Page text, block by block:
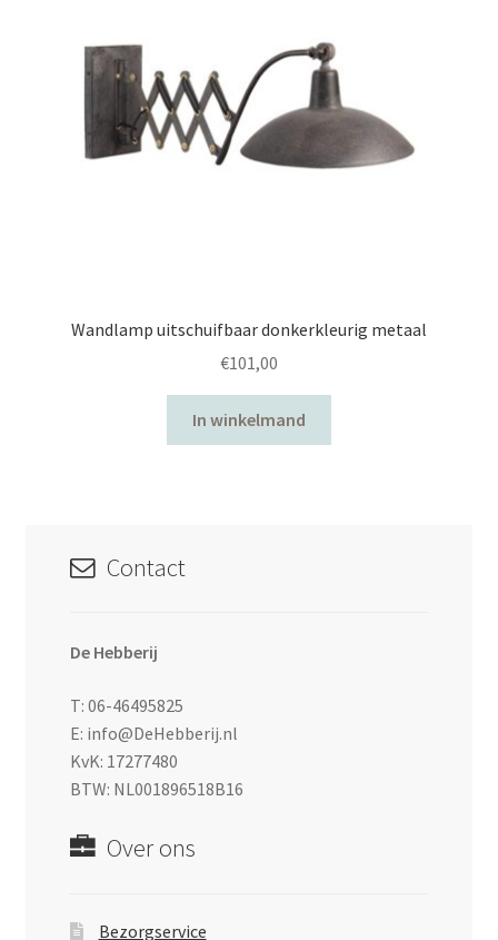
Wandlamp uitschuifbaar donkerkleurig metaal
€101,00
In winkelmand
Contact
De Hebberij
T: 06-46495825
E: info@DeHebberij.nl
KvK: 17277480
BTW: NL001896518B16
Over ons
Bezorgservice